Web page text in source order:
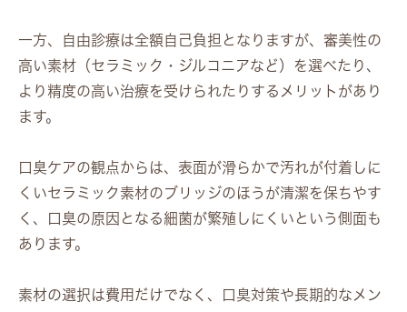
一方、自由診療は全額自己負担となりますが、審美性の
高い素材（セラミック・ジルコニアなど）を選べたり、
より精度の高い治療を受けられたりするメリットがあり
ます。
口臭ケアの観点からは、表面が滑らかで汚れが付着しに
くいセラミック素材のブリッジのほうが清潔を保ちやす
く、口臭の原因となる細菌が繁殖しにくいという側面も
あります。
素材の選択は費用だけでなく、口臭対策や長期的なメン